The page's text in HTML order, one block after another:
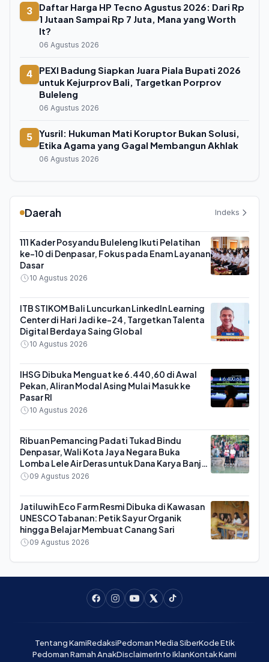
3
Daftar Harga HP Tecno Agustus 2026: Dari Rp
1 Jutaan Sampai Rp 7 Juta, Mana yang Worth
It?
06 Agustus 2026
4
PEXI Badung Siapkan Juara Piala Bupati 2026
untuk Kejurprov Bali, Targetkan Porprov
Buleleng
06 Agustus 2026
5 Yusril: Hukuman Mati Koruptor Bukan Solusi,
Etika Agama yang Gagal Membangun Akhlak
06 Agustus 2026
Daerah Indeks
111 Kader Posyandu Buleleng Ikuti Pelatihan
ke-10 di Denpasar, Fokus pada Enam Layanan
Dasar
10 Agustus 2026
ITB STIKOM Bali Luncurkan LinkedIn Learning
Center di Hari Jadi ke-24, Targetkan Talenta
Digital Berdaya Saing Global
10 Agustus 2026
IHSG Dibuka Menguat ke 6.440,60 di Awal
Pekan, Aliran Modal Asing Mulai Masuk ke
Pasar RI
10 Agustus 2026
Ribuan Pemancing Padati Tukad Bindu
Denpasar, Wali Kota Jaya Negara Buka
Lomba Lele Air Deras untuk Dana Karya Banjar
Saraswati
09 Agustus 2026
Jatiluwih Eco Farm Resmi Dibuka di Kawasan
UNESCO Tabanan: Petik Sayur Organik
hingga Belajar Membuat Canang Sari
09 Agustus 2026
Tentang KamiRedaksiPedoman Media SiberKode Etik
Pedoman Ramah AnakDisclaimerInfo IklanKontak Kami